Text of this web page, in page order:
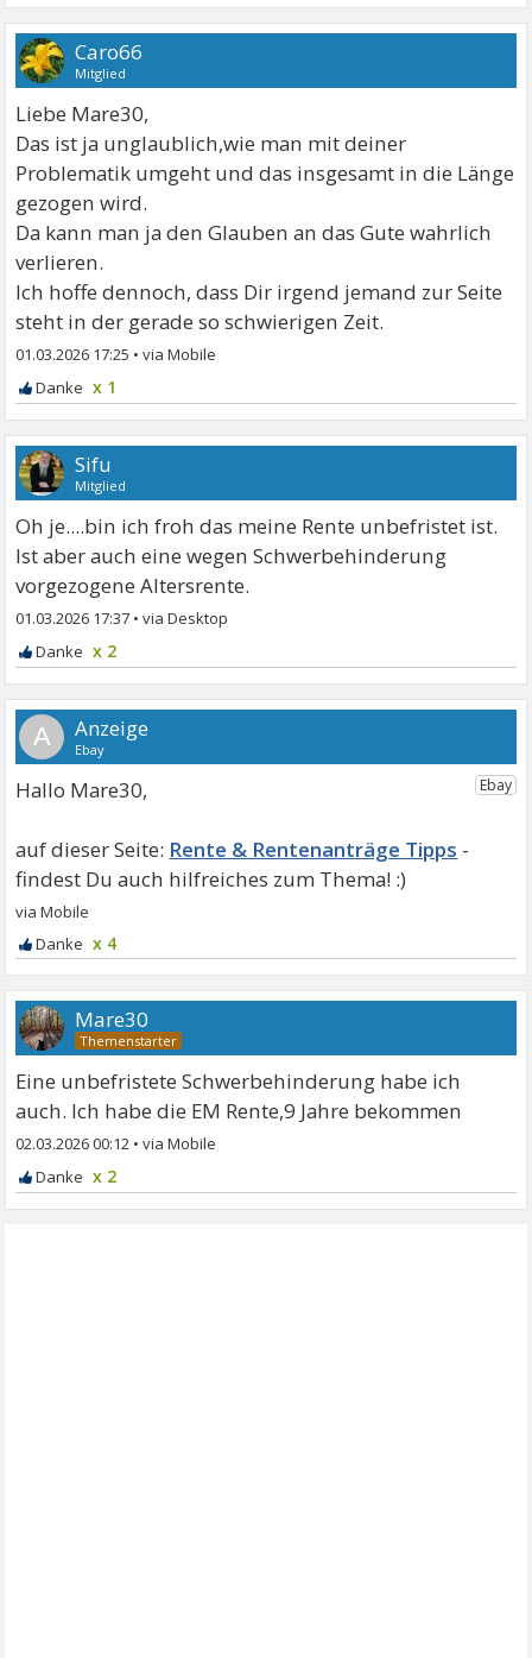
Caro66
Mitglied
Liebe Mare30,
Das ist ja unglaublich,wie man mit deiner
Problematik umgeht und das insgesamt in die Länge
gezogen wird.
Da kann man ja den Glauben an das Gute wahrlich
verlieren.
Ich hoffe dennoch, dass Dir irgend jemand zur Seite
steht in der gerade so schwierigen Zeit.
01.03.2026 17:25 •
x 1
Sifu
Mitglied
Oh je....bin ich froh das meine Rente unbefristet ist.
Ist aber auch eine wegen Schwerbehinderung
vorgezogene Altersrente.
01.03.2026 17:37 •
x 2
A
Hallo Mare30,
Rente & Rentenanträge Tipps
x 4
Mare30
Eine unbefristete Schwerbehinderung habe ich
auch. Ich habe die EM Rente,9 Jahre bekommen
02.03.2026 00:12 •
x 2